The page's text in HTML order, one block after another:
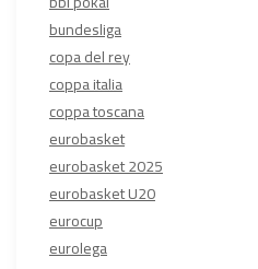
bundesliga
copa del rey
coppa italia
coppa toscana
eurobasket
eurobasket 2025
eurobasket U20
eurocup
eurolega